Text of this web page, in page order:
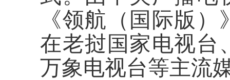
《领航（国际版
在老挝国家电视台
万象电视台等主流